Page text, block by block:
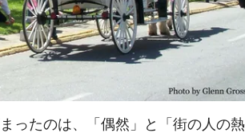
ったのは、「偶然」と「街の人の熱